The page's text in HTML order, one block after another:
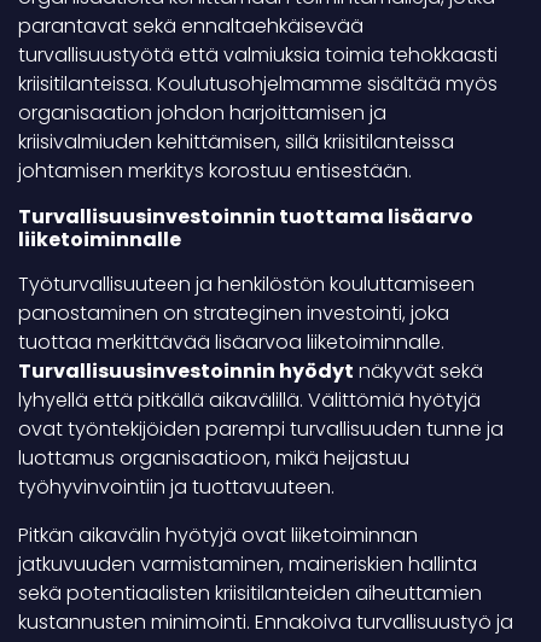
parantavat sekä ennaltaehkäisevää
turvallisuustyötä että valmiuksia toimia tehokkaasti
kriisitilanteissa. Koulutusohjelmamme sisältää myös
organisaation johdon harjoittamisen ja
kriisivalmiuden kehittämisen, sillä kriisitilanteissa
johtamisen merkitys korostuu entisestään.
Turvallisuusinvestoinnin tuottama lisäarvo
liiketoiminnalle
Työturvallisuuteen ja henkilöstön kouluttamiseen
panostaminen on strateginen investointi, joka
tuottaa merkittävää lisäarvoa liiketoiminnalle.
Turvallisuusinvestoinnin hyödyt näkyvät sekä
lyhyellä että pitkällä aikavälillä. Välittömiä hyötyjä
ovat työntekijöiden parempi turvallisuuden tunne ja
luottamus organisaatioon, mikä heijastuu
työhyvinvointiin ja tuottavuuteen.
Pitkän aikavälin hyötyjä ovat liiketoiminnan
jatkuvuuden varmistaminen, maineriskien hallinta
sekä potentiaalisten kriisitilanteiden aiheuttamien
kustannusten minimointi. Ennakoiva turvallisuustyö ja